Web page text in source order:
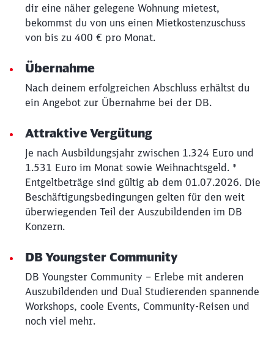
dir eine näher gelegene Wohnung mietest,
bekommst du von uns einen Mietkostenzuschuss
von bis zu 400 € pro Monat.
Übernahme
Nach deinem erfolgreichen Abschluss erhältst du
ein Angebot zur Übernahme bei der DB.
Attraktive Vergütung
Je nach Ausbildungsjahr zwischen 1.324 Euro und
1.531 Euro im Monat sowie Weihnachtsgeld. *
Entgeltbeträge sind gültig ab dem 01.07.2026. Die
Beschäftigungsbedingungen gelten für den weit
überwiegenden Teil der Auszubildenden im DB
Konzern.
DB Youngster Community
DB Youngster Community – Erlebe mit anderen
Auszubildenden und Dual Studierenden spannende
Workshops, coole Events, Community-Reisen und
noch viel mehr.